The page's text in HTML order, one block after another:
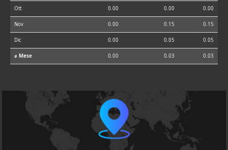
Ott 0.00 0.00 0.00
Nov 0.00 0.15 0.15
Dic 0.00 0.05 0.05
⌀ Mese 0.00 0.03 0.03